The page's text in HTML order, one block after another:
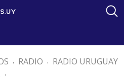
. RADIO . RADIO URUGUAY
.